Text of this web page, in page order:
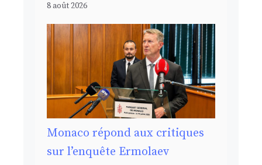
8 août 2026
Monaco répond aux critiques
sur l’enquête Ermolaev